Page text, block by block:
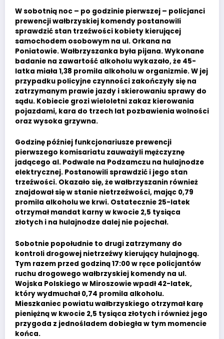
W sobotnią noc – po godzinie pierwszej – policjanci
prewencji wałbrzyskiej komendy postanowili
sprawdzić stan trzeźwości kobiety kierującej
samochodem osobowym na ul. Orkana na
Poniatowie. Wałbrzyszanka była pijana. Wykonane
badanie na zawartość alkoholu wykazało, że 45-
latka miała 1,38 promila alkoholu w organizmie. W jej
przypadku policyjne czynności zakończyły się na
zatrzymanym prawie jazdy i skierowaniu sprawy do
sądu. Kobiecie grozi wieloletni zakaz kierowania
pojazdami, kara do trzech lat pozbawienia wolności
oraz wysoka grzywna.
Godzinę później funkcjonariusze prewencji
pierwszego komisariatu zauważyli mężczyznę
jadącego al. Podwale na Podzamczu na hulajnodze
elektrycznej. Postanowili sprawdzić i jego stan
trzeźwości. Okazało się, że wałbrzyszanin również
znajdował się w stanie nietrzeźwości, mając 0,79
promila alkoholu we krwi. Ostatecznie 25-latek
otrzymał mandat karny w kwocie 2,5 tysiąca
złotych i na hulajnodze dalej nie pojechał.
Sobotnie popołudnie to drugi zatrzymany do
kontroli drogowej nietrzeźwy kierujący hulajnogą.
Tym razem przed godziną 17:00 w ręce policjantów
ruchu drogowego wałbrzyskiej komendy na ul.
Wojska Polskiego w Miroszowie wpadł 42-latek,
który wydmuchał 0,74 promila alkoholu.
Mieszkaniec powiatu wałbrzyskiego otrzymał karę
pieniężną w kwocie 2,5 tysiąca złotych i również jego
przygoda z jednośladem dobiegła w tym momencie
końca.